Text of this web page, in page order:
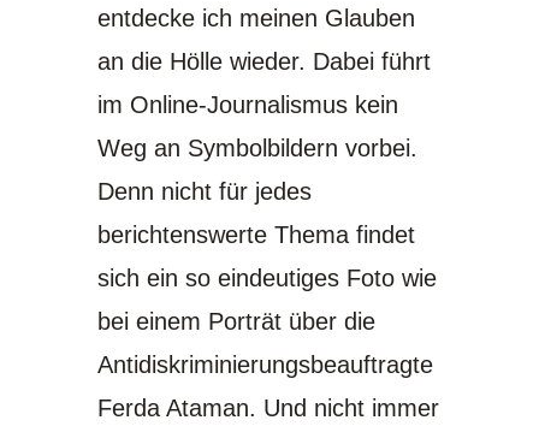
entdecke ich meinen Glauben
an die Hölle wieder. Dabei führt
im Online-Journalismus kein
Weg an Symbolbildern vorbei.
Denn nicht für jedes
berichtenswerte Thema findet
sich ein so eindeutiges Foto wie
bei einem Porträt über die
Antidiskriminierungsbeauftragte
Ferda Ataman. Und nicht immer